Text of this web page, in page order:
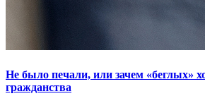
Не было печали, или зачем «беглых»
гражданства